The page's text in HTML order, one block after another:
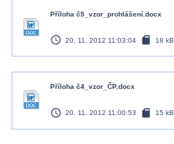
Příloha č5_vzor_prohlášení.docx
access_time 20. 11. 2012 11:03:04 sd_card 18 kB
Příloha č4_vzor_ČP.docx
access_time 20. 11. 2012 11:00:53 sd_card 15 kB